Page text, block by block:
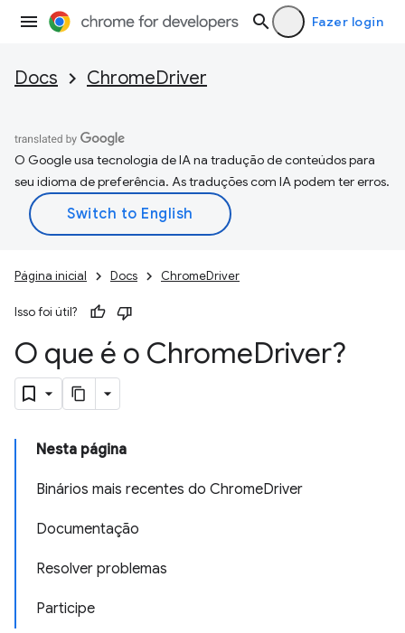
Fazer login
Docs ChromeDriver
O Google usa tecnologia de IA na tradução de conteúdos para
seu idioma de preferência. As traduções com IA podem ter erros.
Página inicial Docs ChromeDriver
Isso foi útil?
O que é o ChromeDriver?
Nesta página
Binários mais recentes do ChromeDriver
Documentação
Resolver problemas
Participe